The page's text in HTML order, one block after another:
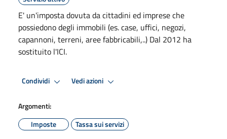
E' un'imposta dovuta da cittadini ed imprese che
possiedono degli immobili (es. case, uffici, negozi,
capannoni, terreni, aree fabbricabili,..) Dal 2012 ha
sostituito l'ICI.
Condividi Vedi azioni
Argomenti:
Imposte
Tassa sui servizi